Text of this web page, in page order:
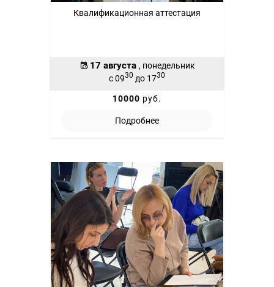
Квалификационная аттестация
17 августа , понедельник
с 0930 до 1730
10000 руб.
Подробнее